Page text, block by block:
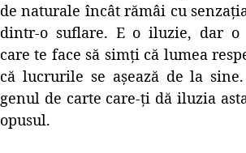
de naturale încât rămâi cu
dintr-o suflare. E o iluzie, dar o
care te face să simți că lumea
că lucrurile se așează de la
genul de carte care-ți dă iluzia
opusul.